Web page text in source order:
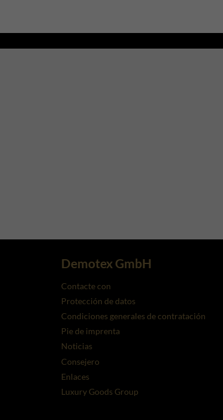
Demotex GmbH
Contacte con
Protección de datos
Condiciones generales de contratación
Pie de imprenta
Noticias
Consejero
Enlaces
Luxury Goods Group